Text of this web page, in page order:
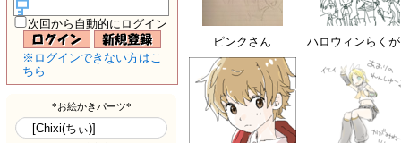
次回から自動的にログイン
※ログインできない方はこ
ちら
ピンクさん ハロウィンらく